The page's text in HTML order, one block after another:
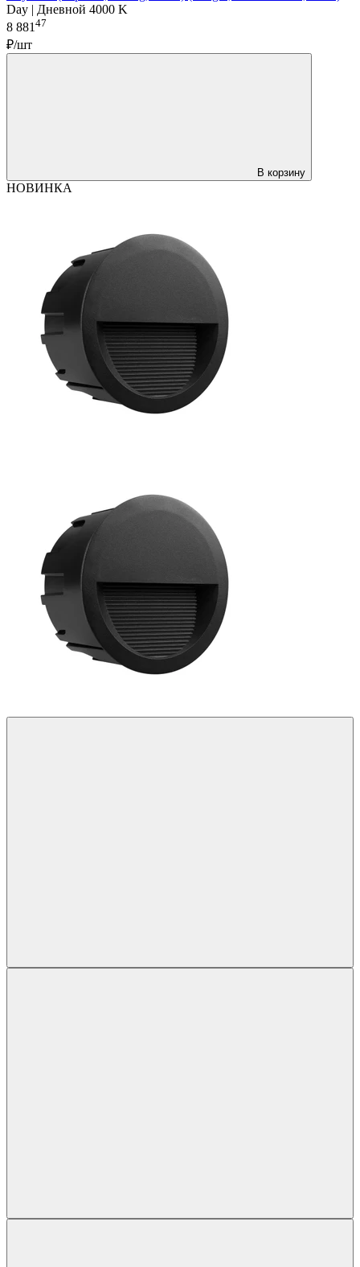
Day | Дневной 4000 K
8 88147
₽/шт
В корзину
НОВИНКА